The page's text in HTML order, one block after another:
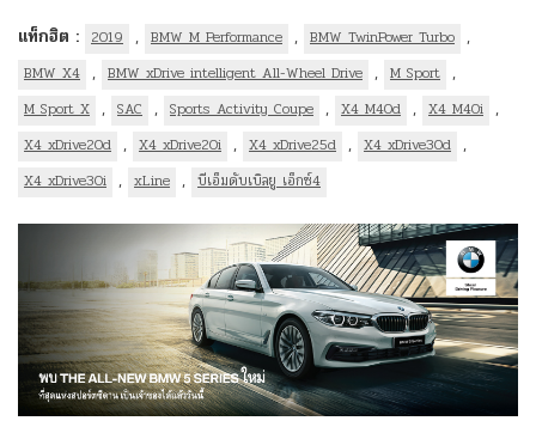
แท็กฮิต : 2019 , BMW M Performance , BMW TwinPower Turbo ,
BMW X4 , BMW xDrive intelligent All-Wheel Drive , M Sport ,
M Sport X , SAC , Sports Activity Coupe , X4 M40d , X4 M40i ,
X4 xDrive20d , X4 xDrive20i , X4 xDrive25d , X4 xDrive30d ,
X4 xDrive30i , xLine , บีเอ็มดับเบิลยู เอ็กซ์4